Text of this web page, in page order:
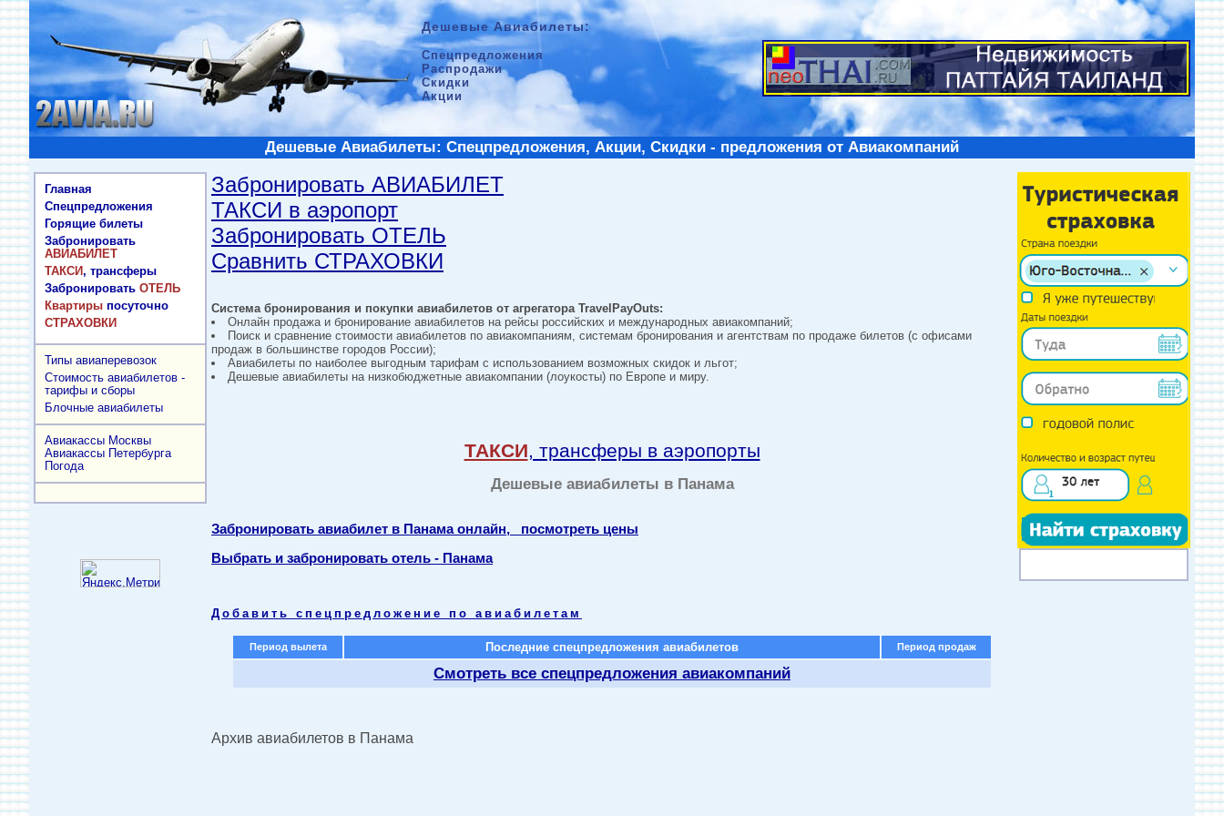
Дешевые Авиабилеты:
Спецпредложения
Распродажи
Скидки
Акции
Дешевые Авиабилеты: Спецпредложения, Акции, Скидки - предложения от Авиакомпаний
Главная
Спецпредложения
Горящие билеты
Забронировать
АВИАБИЛЕТ
ТАКСИ, трансферы
Забронировать ОТЕЛЬ
Квартиры посуточно
СТРАХОВКИ
Типы авиаперевозок
Стоимость авиабилетов -
тарифы и сборы
Блочные авиабилеты
Авиакассы Москвы
Авиакассы Петербурга
Погода
Забронировать АВИАБИЛЕТ
ТАКСИ в аэропорт
Забронировать ОТЕЛЬ
Сравнить СТРАХОВКИ
Система бронирования и покупки авиабилетов от агрегатора TravelPayOuts:
Онлайн продажа и бронирование авиабилетов на рейсы российских и международных авиакомпаний;
Поиск и сравнение стоимости авиабилетов по авиакомпаниям, системам бронирования и агентствам по продаже билетов (с офисами
продаж в большинстве городов России);
Авиабилеты по наиболее выгодным тарифам с использованием возможных скидок и льгот;
Дешевые авиабилеты на низкобюджетные авиакомпании (лоукосты) по Европе и миру.
ТАКСИ, трансферы в аэропорты
Дешевые авиабилеты в Панама
Забронировать авиабилет в Панама онлайн, посмотреть цены
Выбрать и забронировать отель - Панама
Добавить спецпредложение по авиабилетам
Период вылета Последние спецпредложения авиабилетов Период продаж
Смотреть все спецпредложения авиакомпаний
Архив авиабилетов в Панама